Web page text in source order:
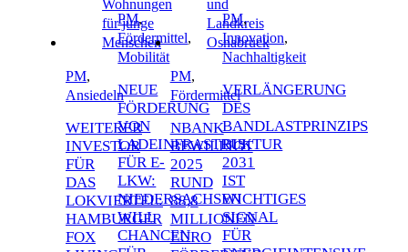
PM,
Ansiedeln
WEITERER
INVESTOR
FÜR
DAS
LOKVIERTEL:
HAMBURGER
FOX
PM,
Fördermittel,
Mobilität
NEUE
FÖRDERUNG
VON
LADEINFRASTRUKTUR
FÜR E-
LKW:
NIEDERSACHSEN
WILL
CHANCEN
PM,
Fördermittel
NBANK
BEWILLIGT
2025
RUND
88,8
MILLIONEN
EURO
PM,
Innovation,
Nachhaltigkeit
VERLÄNGERUNG
DES
BANDLASTPRINZIPS
BIS
2031
IST
WICHTIGES
SIGNAL
FÜR